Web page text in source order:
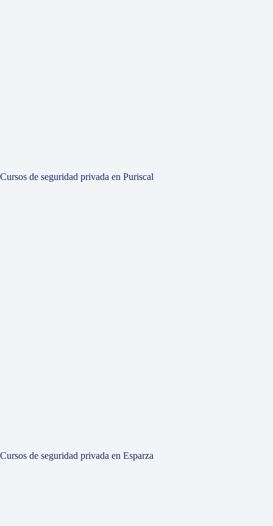
Cursos de seguridad privada en Puriscal
Cursos de seguridad privada en Esparza